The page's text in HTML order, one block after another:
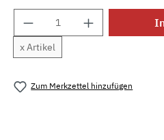
Produkt Anzahl: Gib
x Artikel
Zum Merkzettel hinzufügen